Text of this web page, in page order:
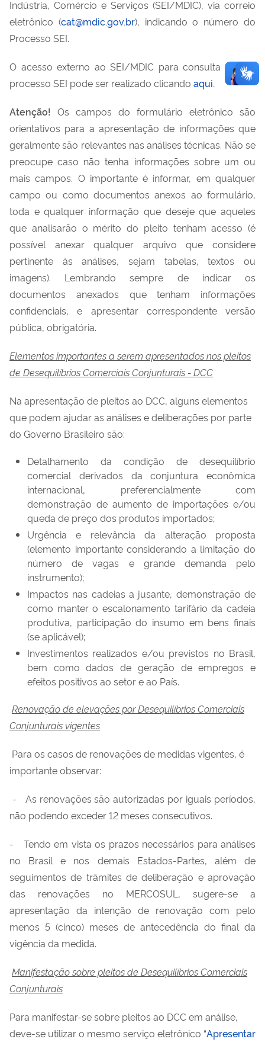
Indústria, Comércio e Serviços (SEI/MDIC), via correio
eletrônico (cat@mdic.gov.br), indicando o número do
Processo SEI.
O acesso externo ao SEI/MDIC para consulta de um
processo SEI pode ser realizado clicando aqui.
Atenção! Os campos do formulário eletrônico são
orientativos para a apresentação de informações que
geralmente são relevantes nas análises técnicas. Não se
preocupe caso não tenha informações sobre um ou
mais campos. O importante é informar, em qualquer
campo ou como documentos anexos ao formulário,
toda e qualquer informação que deseje que aqueles
que analisarão o mérito do pleito tenham acesso (é
possível anexar qualquer arquivo que considere
pertinente às análises, sejam tabelas, textos ou
imagens). Lembrando sempre de indicar os
documentos anexados que tenham informações
confidenciais, e apresentar correspondente versão
pública, obrigatória.
Elementos importantes a serem apresentados nos pleitos
de Desequilíbrios Comerciais Conjunturais - DCC
Na apresentação de pleitos ao DCC, alguns elementos
que podem ajudar as análises e deliberações por parte
do Governo Brasileiro são:
Detalhamento da condição de desequilíbrio
comercial derivados da conjuntura econômica
internacional, preferencialmente com
demonstração de aumento de importações e/ou
queda de preço dos produtos importados;
Urgência e relevância da alteração proposta
(elemento importante considerando a limitação do
número de vagas e grande demanda pelo
instrumento);
Impactos nas cadeias a jusante, demonstração de
como manter o escalonamento tarifário da cadeia
produtiva, participação do insumo em bens finais
(se aplicável);
Investimentos realizados e/ou previstos no Brasil,
bem como dados de geração de empregos e
efeitos positivos ao setor e ao País.
Renovação de elevações por Desequilíbrios Comerciais
Conjunturais vigentes
Para os casos de renovações de medidas vigentes, é
importante observar:
- As renovações são autorizadas por iguais períodos,
não podendo exceder 12 meses consecutivos.
- Tendo em vista os prazos necessários para análises
no Brasil e nos demais Estados-Partes, além de
seguimentos de trâmites de deliberação e aprovação
das renovações no MERCOSUL, sugere-se a
apresentação da intenção de renovação com pelo
menos 5 (cinco) meses de antecedência do final da
vigência da medida.
Manifestação sobre pleitos de Desequilíbrios Comerciais
Conjunturais
Para manifestar-se sobre pleitos ao DCC em análise,
deve-se utilizar o mesmo serviço eletrônico “Apresentar